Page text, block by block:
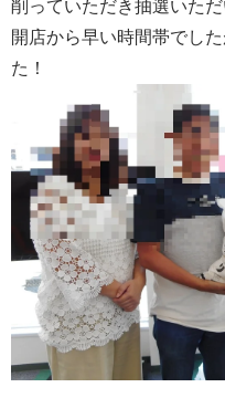
削っていただき抽選いただ
開店から早い時間帯でし
た！